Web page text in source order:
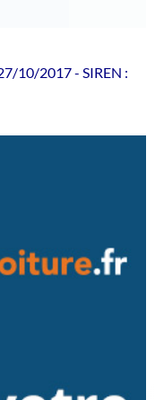
10/2017 - SIREN :